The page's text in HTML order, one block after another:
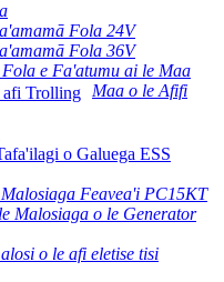
Fola 24V
Fola 36V
e Fa'atumu ai le Maa
Maa o le Afifi
Feavea'i PC15KT
Malosiaga o le Generator
o le afi eletise tisi